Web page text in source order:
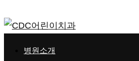
병원소개